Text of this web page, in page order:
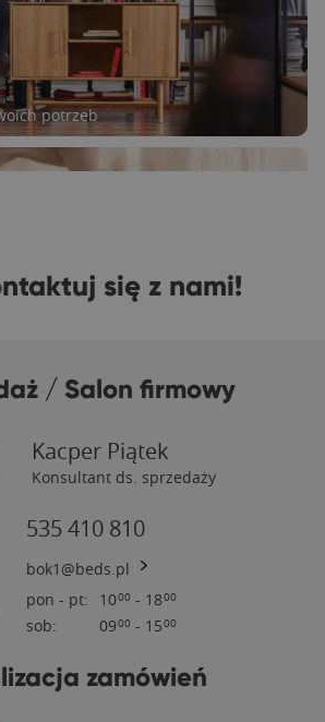
potrzeb
mebel
się z nami!
/ Salon firmowy
Kacper Piątek
Konsultant ds. sprzedaży
535 410 810
bok1@beds.pl
pon - pt:
sob:
1000 - 1800
0900 - 1500
zamówień